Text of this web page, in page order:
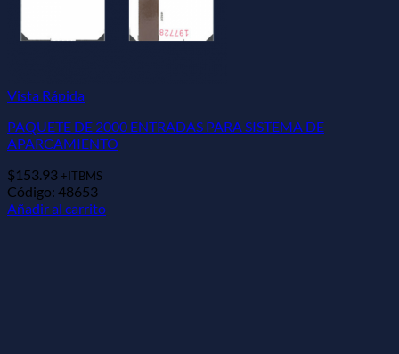
Vista Rápida
PAQUETE DE 2000 ENTRADAS PARA SISTEMA DE
APARCAMIENTO
$153.93 +ITBMS
Código: 48653
Añadir al carrito